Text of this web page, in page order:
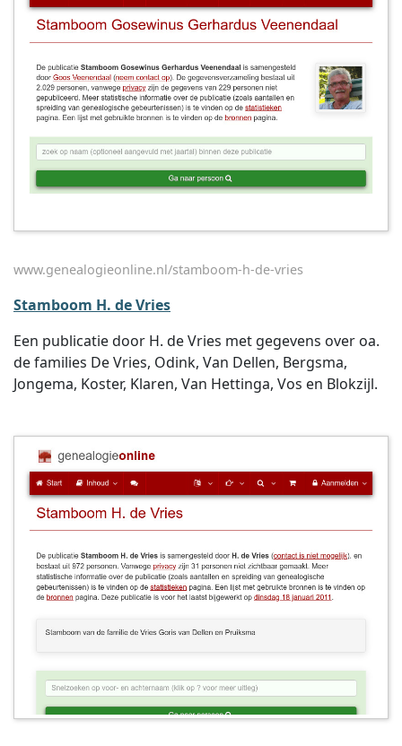
www.genealogieonline.nl/stamboom-h-de-vries
Stamboom H. de Vries
Een publicatie door H. de Vries met gegevens over oa.
de families De Vries, Odink, Van Dellen, Bergsma,
Jongema, Koster, Klaren, Van Hettinga, Vos en Blokzijl.